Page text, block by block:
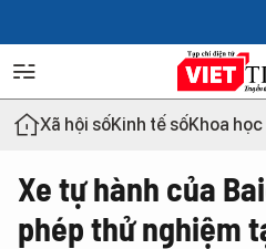
Xã hội sốKinh tế sốKhoa
Xe tự hành của
phép thử nghiệm